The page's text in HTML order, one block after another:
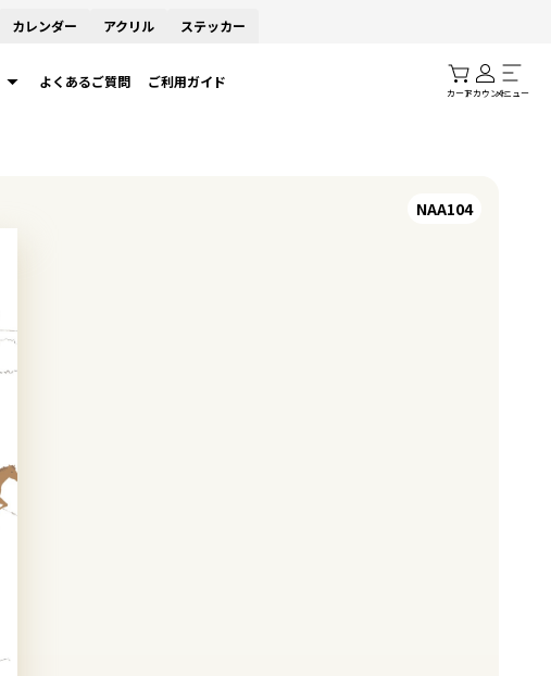
カレンダー アクリル ステッカー
よくあるご質問 ご利用ガイド
カートアカウントメニュー
NAA104